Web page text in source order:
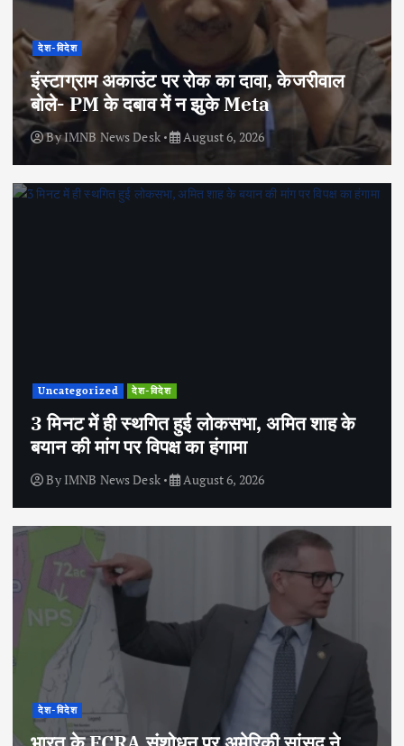
देश-विदेश
इंस्टाग्राम अकाउंट पर रोक का दावा, केजरीवाल
बोले- PM के दबाव में न झुके Meta
ByIMNB News Desk August 6, 2026
Uncategorized देश-विदेश
3 मिनट में ही स्थगित हुई लोकसभा, अमित शाह के
बयान की मांग पर विपक्ष का हंगामा
By IMNB News Desk August 6, 2026
देश-विदेश